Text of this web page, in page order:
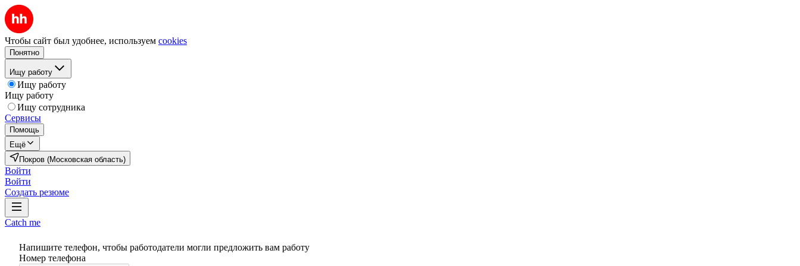
Чтобы сайт был удобнее, используем cookies
Понятно
Ищу работу
Ищу работу
Ищу работу
Ищу сотрудника
Сервисы
Помощь
Ещё
Покров (Московская область)
Войти
Войти
Создать резюме
Catch me
Напишите телефон, чтобы работодатели могли предложить вам работу
Номер телефона